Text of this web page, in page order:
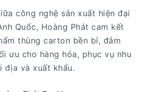
công nghệ sản xuất hiện đại
Quốc, Hoàng Phát cam kết
thùng carton bền bỉ, đảm
ưu cho hàng hóa, phục vụ nhu
địa và xuất khẩu.